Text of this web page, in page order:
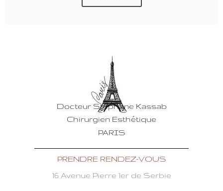
Docteur Stéphane Kassab
Chirurgien Esthétique
PARIS
PRENDRE RENDEZ-VOUS
16 Avenue Pierre 1er de Serbie